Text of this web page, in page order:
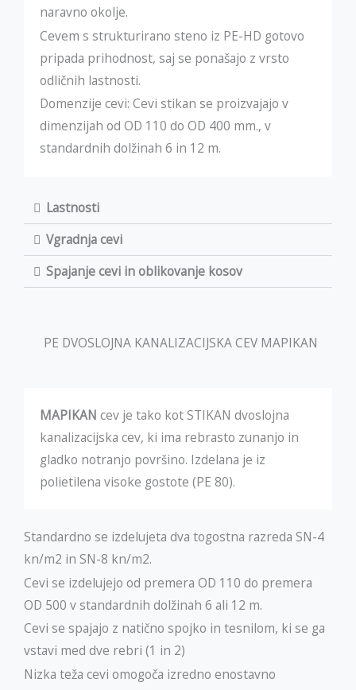
naravno okolje.
Cevem s strukturirano steno iz PE-HD gotovo
pripada prihodnost, saj se ponašajo z vrsto
odličnih lastnosti.
Domenzije cevi: Cevi stikan se proizvajajo v
dimenzijah od OD 110 do OD 400 mm., v
standardnih dolžinah 6 in 12 m.
Lastnosti
Vgradnja cevi
Spajanje cevi in oblikovanje kosov
PE DVOSLOJNA KANALIZACIJSKA CEV MAPIKAN
MAPIKAN cev je tako kot STIKAN dvoslojna
kanalizacijska cev, ki ima rebrasto zunanjo in
gladko notranjo površino. Izdelana je iz
polietilena visoke gostote (PE 80).
Standardno se izdelujeta dva togostna razreda SN-4
kn/m2 in SN-8 kn/m2.
Cevi se izdelujejo od premera OD 110 do premera
OD 500 v standardnih dolžinah 6 ali 12 m.
Cevi se spajajo z natično spojko in tesnilom, ki se ga
vstavi med dve rebri (1 in 2)
Nizka teža cevi omogoča izredno enostavno